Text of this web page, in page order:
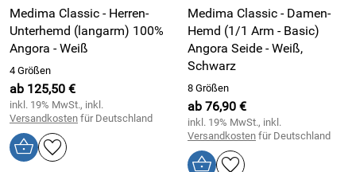
Medima Classic - Herren-
Unterhemd (langarm) 100%
Angora - Weiß
4 Größen
ab 125,50 €
inkl. 19% MwSt., inkl.
Versandkosten für Deutschland
Medima Classic - Damen-
Hemd (1/1 Arm - Basic)
Angora Seide - Weiß,
Schwarz
8 Größen
ab 76,90 €
inkl. 19% MwSt., inkl.
Versandkosten für Deutschland